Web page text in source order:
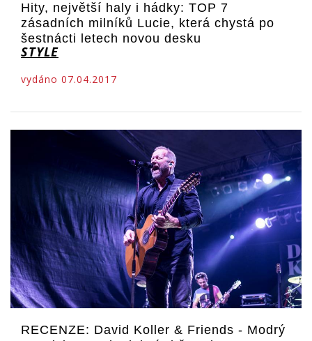
Hity, největší haly i hádky: TOP 7
zásadních milníků Lucie, která chystá po
šestnácti letech novou desku
STYLE
vydáno 07.04.2017
RECENZE: David Koller & Friends - Modrý